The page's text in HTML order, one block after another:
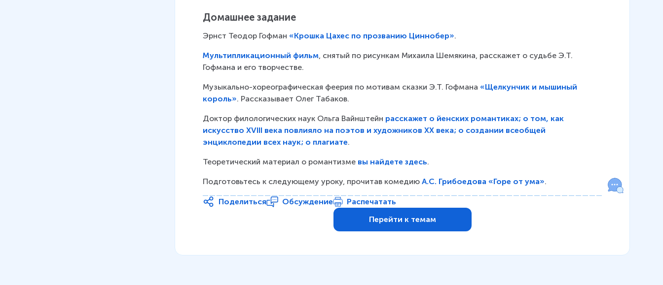
Домашнее задание
Эрнст Теодор Гофман «Крошка Цахес по прозванию Циннобер».
Мультипликационный фильм, снятый по рисункам Михаила Шемякина, расскажет о судьбе Э.Т.
Гофмана и его творчестве.
Музыкально-хореографическая феерия по мотивам сказки Э.Т. Гофмана «Щелкунчик и мышиный
король». Рассказывает Олег Табаков.
Доктор филологических наук Ольга Вайнштейн расскажет о йенских романтиках; о том, как
искусство XVIII века повлияло на поэтов и художников ХХ века; о создании всеобщей
энциклопедии всех наук; о плагиате.
Теоретический материал о романтизме вы найдете здесь.
Подготовьтесь к следующему уроку, прочитав комедию А.С. Грибоедова «Горе от ума».
Поделиться Обсуждение
Распечатать
Перейти к темам